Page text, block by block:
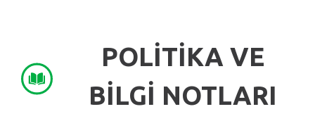
POLİTİKA VE
BİLGİ NOTLARI